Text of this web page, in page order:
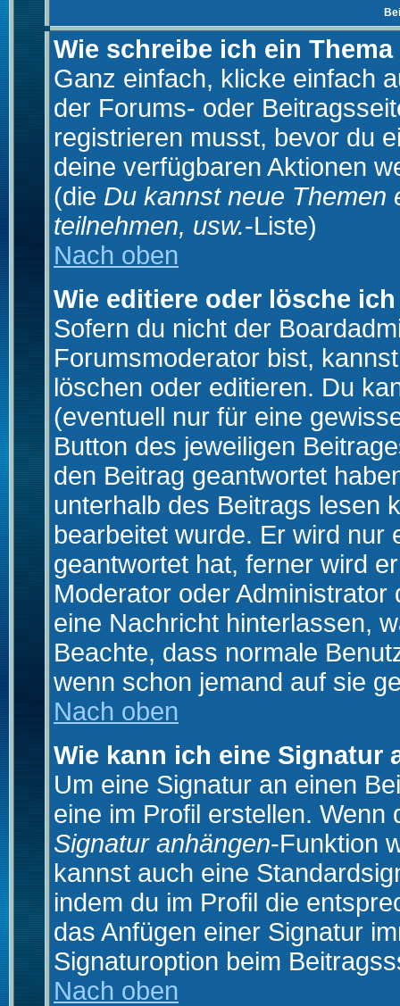
Wie schreibe ich ein
Ganz einfach, klicke einfach
der Forums- oder
registrieren musst, bevor du
deine verfügbaren Aktionen
(die Du kannst neue Themen
teilnehmen, usw.-Liste)
Nach oben
Wie editiere oder lösche
Sofern du nicht der
Forumsmoderator bist,
löschen oder editieren. Du
(eventuell nur für eine
Button des jeweiligen
den Beitrag geantwortet
unterhalb des Beitrags lesen
bearbeitet wurde. Er wird nur
geantwortet hat, ferner wird
Moderator oder
eine Nachricht hinterlassen,
Beachte, dass normale
wenn schon jemand auf sie
Nach oben
Wie kann ich eine Signatur
Um eine Signatur an einen
eine im Profil erstellen.
Signatur anhängen-Funktion
kannst auch eine
indem du im Profil die
das Anfügen einer Signatur
Signaturoption beim
Nach oben